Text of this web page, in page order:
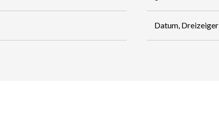
Datum, Dreizeiger